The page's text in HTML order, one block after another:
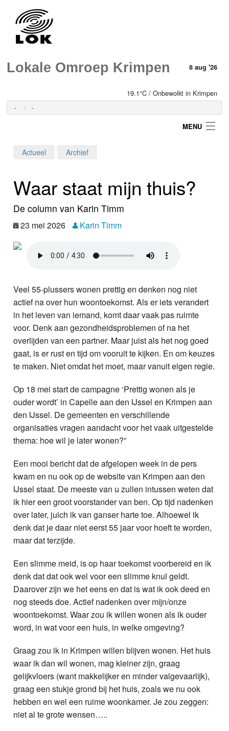
Lokale Omroep Krimpen 8 aug '26
19.1°C / Onbewolkt in Krimpen
- -
MENU
Home
Programma's
Video
Webcam
Info
Actueel Archief
Waar staat mijn thuis?
De column van Karin Timm
23 mei 2026 Karin Timm
Veel 55-plussers wonen prettig en denken nog niet
actief na over hun woontoekomst. Als er iets verandert
in het leven van iemand, komt daar vaak pas ruimte
voor. Denk aan gezondheidsproblemen of na het
overlijden van een partner. Maar juist als het nog goed
gaat, is er rust en tijd om vooruit te kijken. En om keuzes
te maken. Niet omdat het moet, maar vanuit eigen regie.
Op 18 mei start de campagne ‘Prettig wonen als je
ouder wordt’ in Capelle aan den IJssel en Krimpen aan
den IJssel. De gemeenten en verschillende
organisaties vragen aandacht voor het vaak uitgestelde
thema: hoe wil je later wonen?”
Een mooi bericht dat de afgelopen week in de pers
kwam en nu ook op de website van Krimpen aan den
IJssel staat. De meeste van u zullen intussen weten dat
ik hier een groot voorstander van ben. Op tijd nadenken
over later, juich ik van ganser harte toe. Alhoewel ik
denk dat je daar niet eerst 55 jaar voor hoeft te worden,
maar dat terzijde.
Een slimme meid, is op haar toekomst voorbereid en ik
denk dat dat ook wel voor een slimme knul geldt.
Daarover zijn we het eens en dat is wat ik ook deed en
nog steeds doe. Actief nadenken over mijn/onze
woontoekomst. Waar zou ik willen wonen als ik ouder
word, in wat voor een huis, in welke omgeving?
Graag zou ik in Krimpen willen blijven wonen. Het huis
waar ik dan wil wonen, mag kleiner zijn, graag
gelijkvloers (want makkelijker en minder valgevaarlijk),
graag een stukje grond bij het huis, zoals we nu ook
hebben en wel een ruime woonkamer. Je zou zeggen:
niet al te grote wensen…..